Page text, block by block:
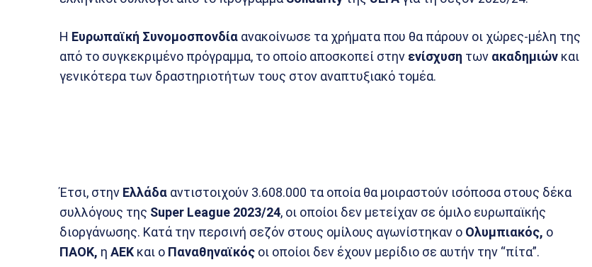
Η Ευρωπαϊκή Συνομοσπονδία ανακοίνωσε τα χρήματα που θα πάρουν οι χώρες-μέλη της
από το συγκεκριμένο πρόγραμμα, το οποίο αποσκοπεί στην ενίσχυση των ακαδημιών και
γενικότερα των δραστηριοτήτων τους στον αναπτυξιακό τομέα.
Έτσι, στην Ελλάδα αντιστοιχούν 3.608.000 τα οποία θα μοιραστούν ισόποσα στους δέκα
συλλόγους της Super League 2023/24, οι οποίοι δεν μετείχαν σε όμιλο ευρωπαϊκής
διοργάνωσης. Κατά την περσινή σεζόν στους ομίλους αγωνίστηκαν ο Ολυμπιακός, ο
ΠΑΟΚ, η ΑΕΚ και ο Παναθηναϊκός οι οποίοι δεν έχουν μερίδιο σε αυτήν την “πίτα”.